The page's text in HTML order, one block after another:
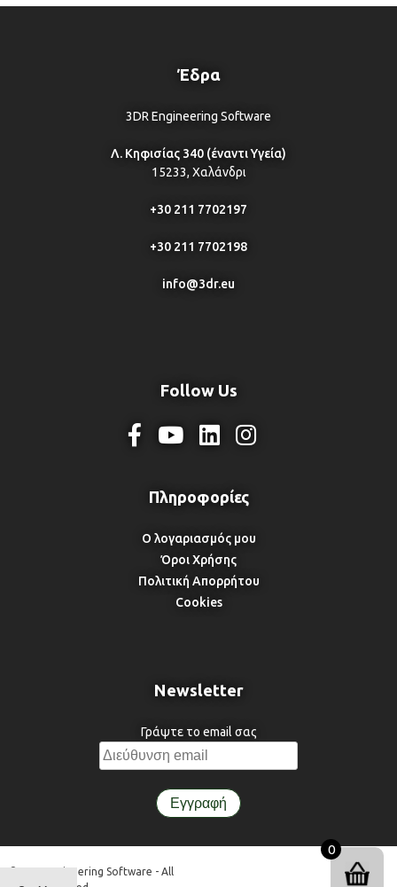
Έδρα
3DR Engineering Software
Λ. Κηφισίας 340 (έναντι Υγεία)
15233, Χαλάνδρι
+30 211 7702197
+30 211 7702198
info@3dr.eu
Follow Us
Ο λογαριασμός μου
Όροι Χρήσης
Πολιτική Απορρήτου
Cookies
Newsletter
Γράψτε το email σας
© 3DR Engineering Software - All
0